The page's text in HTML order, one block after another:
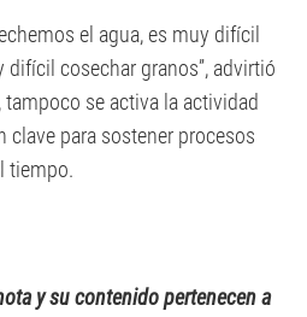
el agua, es muy difícil
cosechar granos”, advirtió
se activa la actividad
clave para sostener procesos
tiempo.
y su contenido pertenecen a